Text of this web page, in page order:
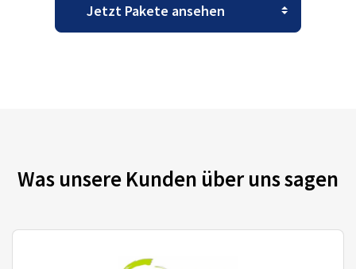
Was unsere Kunden über uns sagen